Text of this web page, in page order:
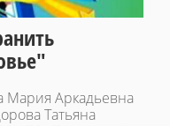
Мария Аркадьевна
Татьяна